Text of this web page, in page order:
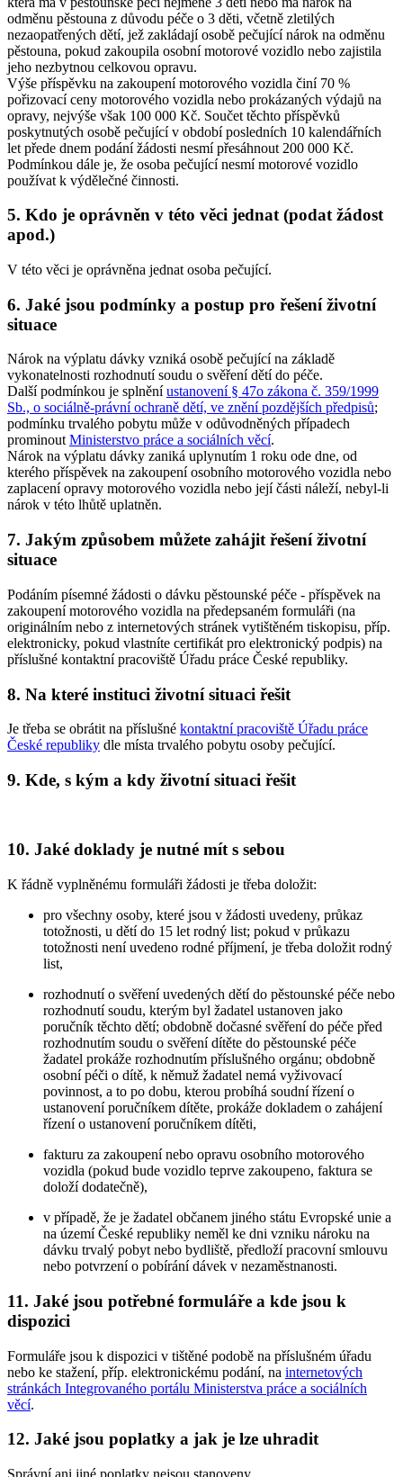
odměnu pěstouna z důvodu péče o 3 děti, včetně zletilých
nezaopatřených dětí, jež zakládají osobě pečující nárok na odměnu
pěstouna, pokud zakoupila osobní motorové vozidlo nebo zajistila
jeho nezbytnou celkovou opravu.
Výše příspěvku na zakoupení motorového vozidla činí 70 %
pořizovací ceny motorového vozidla nebo prokázaných výdajů na
opravy, nejvýše však 100 000 Kč. Součet těchto příspěvků
poskytnutých osobě pečující v období posledních 10 kalendářních
let přede dnem podání žádosti nesmí přesáhnout 200 000 Kč.
Podmínkou dále je, že osoba pečující nesmí motorové vozidlo
používat k výdělečné činnosti.
5. Kdo je oprávněn v této věci jednat (podat žádost
apod.)
V této věci je oprávněna jednat osoba pečující.
6. Jaké jsou podmínky a postup pro řešení životní
situace
Nárok na výplatu dávky vzniká osobě pečující na základě
vykonatelnosti rozhodnutí soudu o svěření dětí do péče.
Další podmínkou je splněníustanovení § 47o zákona č. 359/1999
Sb., o sociálně-právní ochraně dětí, ve znění pozdějších předpisů;
podmínku trvalého pobytu může v odůvodněných případech
prominout Ministerstvo práce a sociálních věcí.
Nárok na výplatu dávky zaniká uplynutím 1 roku ode dne, od
kterého příspěvek na zakoupení osobního motorového vozidla nebo
zaplacení opravy motorového vozidla nebo její části náleží, nebyl-li
nárok v této lhůtě uplatněn.
7. Jakým způsobem můžete zahájit řešení životní
situace
Podáním písemné žádosti o dávku pěstounské péče - příspěvek na
zakoupení motorového vozidla na předepsaném formuláři (na
originálním nebo z internetových stránek vytištěném tiskopisu, příp.
elektronicky, pokud vlastníte certifikát pro elektronický podpis) na
příslušné kontaktní pracoviště Úřadu práce České republiky.
8. Na které instituci životní situaci řešit
Je třeba se obrátit na příslušné kontaktní pracoviště Úřadu práce
České republiky dle místa trvalého pobytu osoby pečující.
9. Kde, s kým a kdy životní situaci řešit
10. Jaké doklady je nutné mít s sebou
K řádně vyplněnému formuláři žádosti je třeba doložit:
pro všechny osoby, které jsou v žádosti uvedeny, průkaz
totožnosti, u dětí do 15 let rodný list; pokud v průkazu
totožnosti není uvedeno rodné příjmení, je třeba doložit rodný
list,
rozhodnutí o svěření uvedených dětí do pěstounské péče nebo
rozhodnutí soudu, kterým byl žadatel ustanoven jako
poručník těchto dětí; obdobně dočasné svěření do péče před
rozhodnutím soudu o svěření dítěte do pěstounské péče
žadatel prokáže rozhodnutím příslušného orgánu; obdobně
osobní péči o dítě, k němuž žadatel nemá vyživovací
povinnost, a to po dobu, kterou probíhá soudní řízení o
ustanovení poručníkem dítěte, prokáže dokladem o zahájení
řízení o ustanovení poručníkem dítěti,
fakturu za zakoupení nebo opravu osobního motorového
vozidla (pokud bude vozidlo teprve zakoupeno, faktura se
doloží dodatečně),
v případě, že je žadatel občanem jiného státu Evropské unie a
na území České republiky neměl ke dni vzniku nároku na
dávku trvalý pobyt nebo bydliště, předloží pracovní smlouvu
nebo potvrzení o pobírání dávek v nezaměstnanosti.
11. Jaké jsou potřebné formuláře a kde jsou k
dispozici
Formuláře jsou k dispozici v tištěné podobě na příslušném úřadu
nebo ke stažení, příp. elektronickému podání, na internetových
stránkách Integrovaného portálu Ministerstva práce a sociálních
věcí.
12. Jaké jsou poplatky a jak je lze uhradit
Správní ani jiné poplatky nejsou stanoveny.